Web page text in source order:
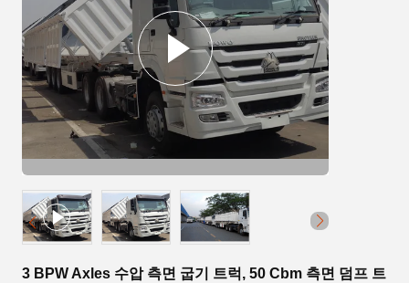
3 BPW Axles 수압 측면 굽기 트럭, 50 Cbm 측면 덤프 트